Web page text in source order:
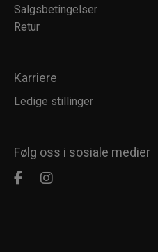
Salgsbetingelser
Retur
Karriere
Ledige stillinger
Følg oss i sosiale medier